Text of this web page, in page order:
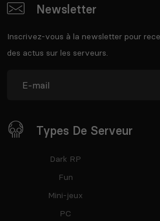
Newsletter
Inscrivez-vous à la newsletter pour
des actus sur les serveurs.
Types De Serveur
Dark RP
Fun
Mini-jeux
PC